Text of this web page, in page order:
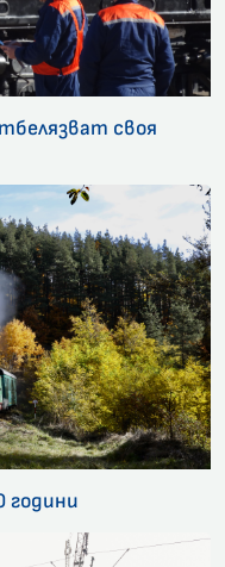
своя
години